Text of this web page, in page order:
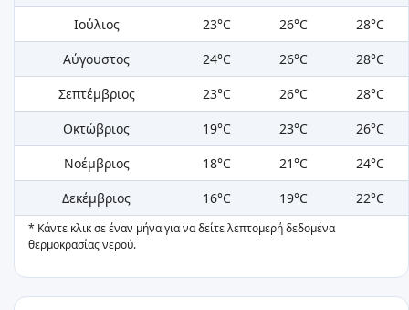
Ιούλιος
23°C 26°C
28°C
Αύγουστος
24°C 26°C
28°C
Σεπτέμβριος
23°C 26°C
28°C
Οκτώβριος
19°C 23°C
26°C
Νοέμβριος
18°C 21°C
24°C
Δεκέμβριος
16°C 19°C 22°C
* Κάντε κλικ σε έναν μήνα για να δείτε λεπτομερή δεδομένα
θερμοκρασίας νερού.